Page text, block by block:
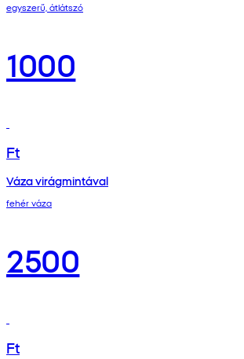
egyszerű, átlátszó
1000
Ft
Váza virágmintával
fehér váza
2500
Ft